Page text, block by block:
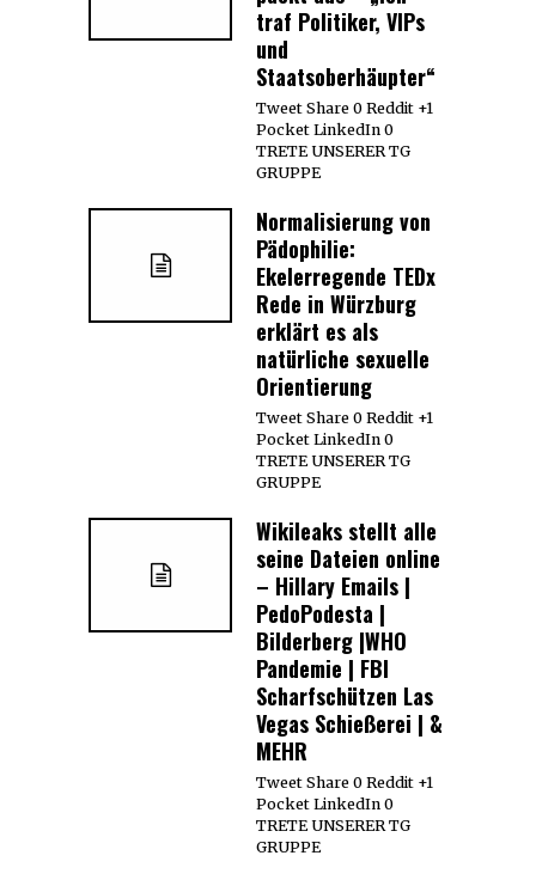
traf Politiker, VIPs
und
Staatsoberhäupter“
Tweet Share 0 Reddit +1
Pocket LinkedIn 0
TRETE UNSERER TG
GRUPPE
Normalisierung von
Pädophilie:
Ekelerregende TEDx
Rede in Würzburg
erklärt es als
natürliche sexuelle
Orientierung
Tweet Share 0 Reddit +1
Pocket LinkedIn 0
TRETE UNSERER TG
GRUPPE
Wikileaks stellt alle
seine Dateien online
– Hillary Emails |
PedoPodesta |
Bilderberg |WHO
Pandemie | FBI
Scharfschützen Las
Vegas Schießerei | &
MEHR
Tweet Share 0 Reddit +1
Pocket LinkedIn 0
TRETE UNSERER TG
GRUPPE